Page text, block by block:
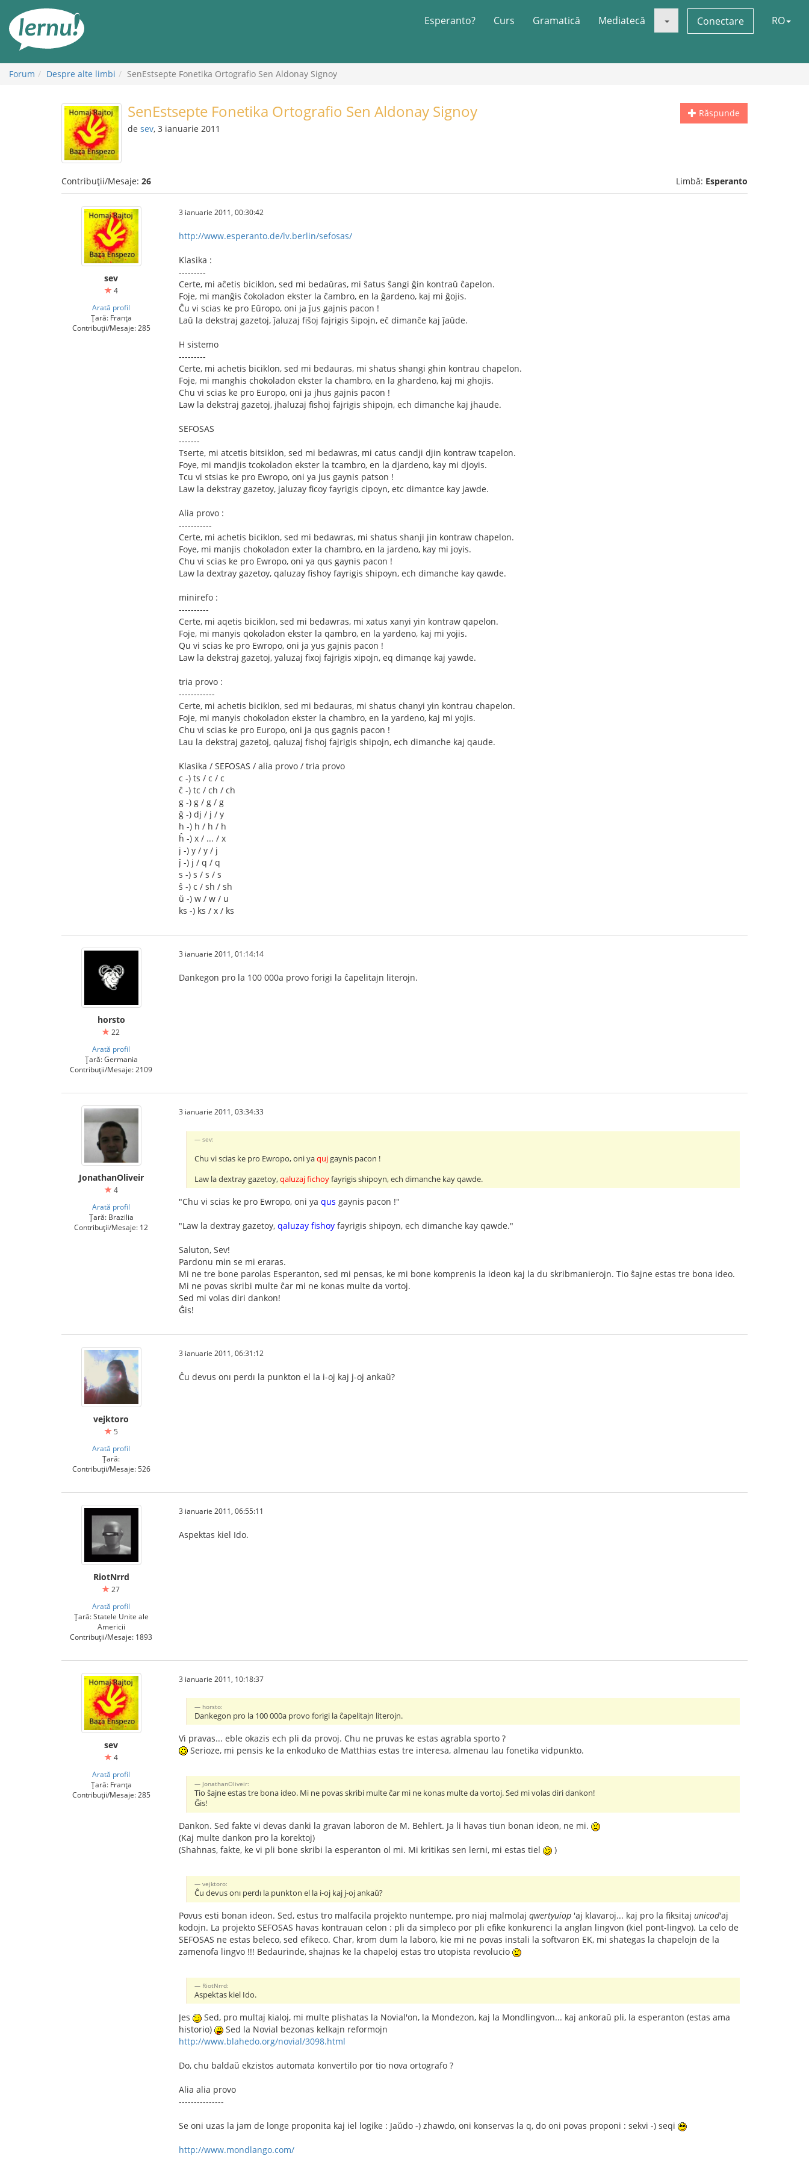
conținut
Esperanto? Curs Gramatică Mediatecă Conectare RO
Forum Despre alte limbi SenEstsepte Fonetika Ortografio Sen Aldonay Signoy
Răspunde
SenEstsepte Fonetika Ortografio Sen Aldonay Signoy
de sev, 3 ianuarie 2011
Contribuții/Mesaje: 26 Limbă: Esperanto
sev
4
Arată profil
Țară: Franța
Contribuții/Mesaje: 285
3 ianuarie 2011, 00:30:42
http://www.esperanto.de/lv.berlin/sefosas/
Klasika :
---------
Certe, mi aĉetis biciklon, sed mi bedaŭras, mi ŝatus ŝangi ĝin kontraŭ ĉapelon.
Foje, mi manĝis ĉokoladon ekster la ĉambro, en la ĝardeno, kaj mi ĝojis.
Ĉu vi scias ke pro Eŭropo, oni ja ĵus gajnis pacon !
Laŭ la dekstraj gazetoj, ĵaluzaj fiŝoj fajrigis ŝipojn, eĉ dimanĉe kaj ĵaŭde.
H sistemo
---------
Certe, mi achetis biciklon, sed mi bedauras, mi shatus shangi ghin kontrau chapelon.
Foje, mi manghis chokoladon ekster la chambro, en la ghardeno, kaj mi ghojis.
Chu vi scias ke pro Europo, oni ja jhus gajnis pacon !
Law la dekstraj gazetoj, jhaluzaj fishoj fajrigis shipojn, ech dimanche kaj jhaude.
SEFOSAS
-------
Tserte, mi atcetis bitsiklon, sed mi bedawras, mi catus candji djin kontraw tcapelon.
Foye, mi mandjis tcokoladon ekster la tcambro, en la djardeno, kay mi djoyis.
Tcu vi stsias ke pro Ewropo, oni ya jus gaynis patson !
Law la dekstray gazetoy, jaluzay ficoy fayrigis cipoyn, etc dimantce kay jawde.
Alia provo :
-----------
Certe, mi achetis biciklon, sed mi bedawras, mi shatus shanji jin kontraw chapelon.
Foye, mi manjis chokoladon exter la chambro, en la jardeno, kay mi joyis.
Chu vi scias ke pro Ewropo, oni ya qus gaynis pacon !
Law la dextray gazetoy, qaluzay fishoy fayrigis shipoyn, ech dimanche kay qawde.
minirefo :
----------
Certe, mi aqetis biciklon, sed mi bedawras, mi xatus xanyi yin kontraw qapelon.
Foje, mi manyis qokoladon ekster la qambro, en la yardeno, kaj mi yojis.
Qu vi scias ke pro Ewropo, oni ja yus gajnis pacon !
Law la dekstraj gazetoj, yaluzaj fixoj fajrigis xipojn, eq dimanqe kaj yawde.
tria provo :
------------
Certe, mi achetis biciklon, sed mi bedauras, mi shatus chanyi yin kontrau chapelon.
Foje, mi manyis chokoladon ekster la chambro, en la yardeno, kaj mi yojis.
Chu vi scias ke pro Europo, oni ja qus gagnis pacon !
Lau la dekstraj gazetoj, qaluzaj fishoj fajrigis shipojn, ech dimanche kaj qaude.
Klasika / SEFOSAS / alia provo / tria provo
c -) ts / c / c
ĉ -) tc / ch / ch
g -) g / g / g
ĝ -) dj / j / y
h -) h / h / h
ĥ -) x / ... / x
j -) y / y / j
ĵ -) j / q / q
s -) s / s / s
ŝ -) c / sh / sh
ŭ -) w / w / u
ks -) ks / x / ks
horsto
22
Arată profil
Țară: Germania
Contribuții/Mesaje: 2109
3 ianuarie 2011, 01:14:14
Dankegon pro la 100 000a provo forigi la ĉapelitajn literojn.
JonathanOliveir
4
Arată profil
Țară: Brazilia
Contribuții/Mesaje: 12
3 ianuarie 2011, 03:34:33
sev:
Chu vi scias ke pro Ewropo, oni yaqujgaynis pacon !
Law la dextray gazetoy,qaluzaj fichoyfayrigis shipoyn, ech dimanche kay qawde.
"Chu vi scias ke pro Ewropo, oni ya qus gaynis pacon !"
"Law la dextray gazetoy, qaluzay fishoy fayrigis shipoyn, ech dimanche kay qawde."
Saluton, Sev!
Pardonu min se mi eraras.
Mi ne tre bone parolas Esperanton, sed mi pensas, ke mi bone komprenis la ideon kaj la du skribmanierojn. Tio ŝajne estas tre bona ideo.
Mi ne povas skribi multe ĉar mi ne konas multe da vortoj.
Sed mi volas diri dankon!
Ĝis!
vejktoro
5
Arată profil
Țară:
Contribuții/Mesaje: 526
3 ianuarie 2011, 06:31:12
Ĉu devus onı perdı la punkton el la i-oj kaj j-oj ankaŭ?
RiotNrrd
27
Arată profil
Țară: Statele Unite ale
Americii
Contribuții/Mesaje: 1893
3 ianuarie 2011, 06:55:11
Aspektas kiel Ido.
sev
4
Arată profil
Țară: Franța
Contribuții/Mesaje: 285
3 ianuarie 2011, 10:18:37
horsto:
Dankegon pro la 100 000a provo forigi la ĉapelitajn literojn.
Vi pravas... eble okazis ech pli da provoj. Chu ne pruvas ke estas agrabla sporto ?
Serioze, mi pensis ke la enkoduko de Matthias estas tre interesa, almenau lau fonetika vidpunkto.
JonathanOliveir:
Tio ŝajne estas tre bona ideo. Mi ne povas skribi multe ĉar mi ne konas multe da vortoj. Sed mi volas diri dankon!
Ĝis!
Dankon. Sed fakte vi devas danki la gravan laboron de M. Behlert. Ja li havas tiun bonan ideon, ne mi.
(Kaj multe dankon pro la korektoj)
(Shahnas, fakte, ke vi pli bone skribi la esperanton ol mi. Mi kritikas sen lerni, mi estas tiel
)
vejktoro:
Ĉu devus onı perdı la punkton el la i-oj kaj j-oj ankaŭ?
Povus esti bonan ideon. Sed, estus tro malfacila projekto nuntempe, pro niaj malmolaj qwertyuiop 'aj klavaroj... kaj pro la fiksitaj unicod'aj
kodojn. La projekto SEFOSAS havas kontrauan celon : pli da simpleco por pli efike konkurenci la anglan lingvon (kiel pont-lingvo). La celo de
SEFOSAS ne estas beleco, sed efikeco. Char, krom dum la laboro, kie mi ne povas instali la softvaron EK, mi shategas la chapelojn de la
zamenofa lingvo !!! Bedaurinde, shajnas ke la chapeloj estas tro utopista revolucio
RiotNrrd:
Aspektas kiel Ido.
Jes
Sed, pro multaj kialoj, mi multe plishatas la Novial'on, la Mondezon, kaj la Mondlingvon... kaj ankoraŭ pli, la esperanton (estas ama
historio)
Sed la Novial bezonas kelkajn reformojn
http://www.blahedo.org/novial/3098.html
Do, chu baldaŭ ekzistos automata konvertilo por tio nova ortografo ?
Alia alia provo
---------------
Se oni uzas la jam de longe proponita kaj iel logike : Jaŭdo -) zhawdo, oni konservas la q, do oni povas proponi : sekvi -) seqi
http://www.mondlango.com/